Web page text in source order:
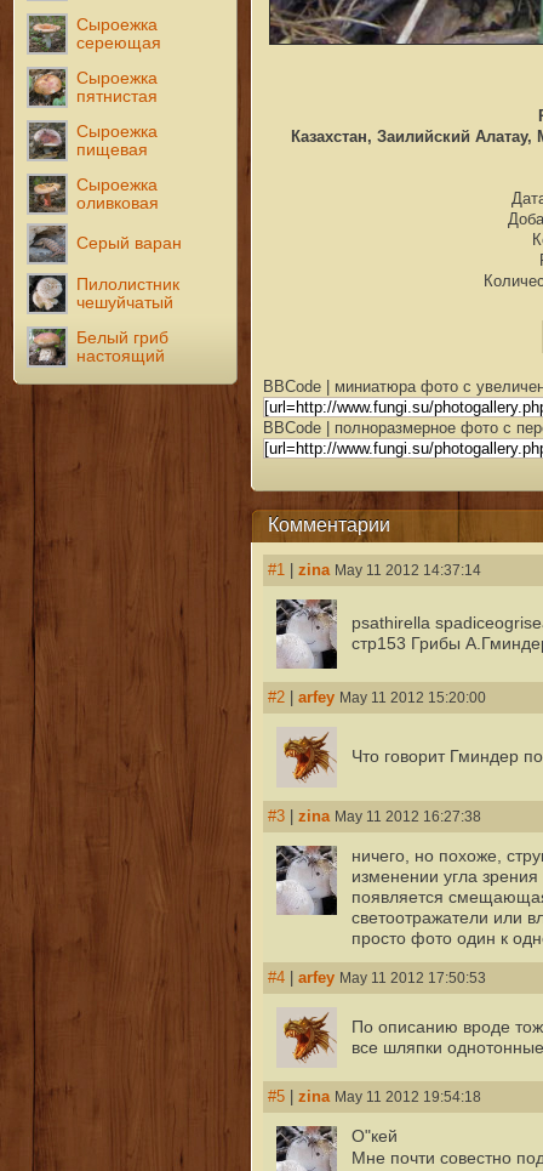
Сыроежка
сереющая
Сыроежка
пятнистая
Сыроежка
пищевая
Сыроежка
оливковая
Серый варан
Пилолистник
чешуйчатый
Белый гриб
настоящий
Казахстан, Заилийский
BBCode | миниатюра фото с
BBCode | полноразмерное фото с
Комментарии
#1| zina May 11 2012 14:37:14
psathirella
стр153 Грибы
#2| arfey May 11 2012 15:20:00
Что говорит Гминдер
#3| zina May 11 2012 16:27:38
ничего, но похоже,
изменении угла
появляется
светоотражатели или
просто фото один к
#4| arfey May 11 2012 17:50:53
По описанию вроде
все шляпки
#5| zina May 11 2012 19:54:18
О"кей
Мне почти совестно